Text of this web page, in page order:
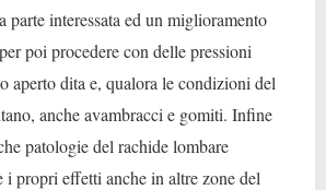
parte interessata ed un miglioramento
poi procedere con delle pressioni
aperto dita e, qualora le condizioni del
anche avambracci e gomiti. Infine
patologie del rachide lombare
i propri effetti anche in altre zone del